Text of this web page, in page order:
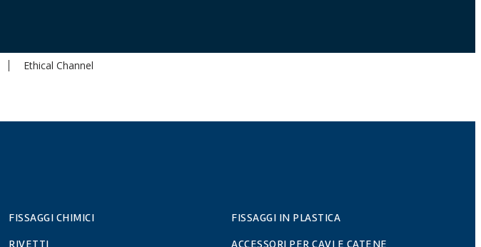
Ethical Channel
FISSAGGI CHIMICI
FISSAGGI IN PLASTICA
RIVETTI ACCESSORI PER CAVI E CATENE